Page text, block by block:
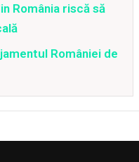
România riscă să
României de